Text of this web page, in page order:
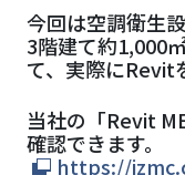
今回は空調衛生
3階建て約1,000
て、実際にRevit
当社の「Revit
確認できます。
https://